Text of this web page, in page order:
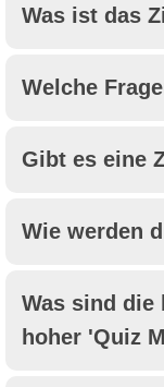
Was ist das
Welche
Gibt es eine
Wie werden
Was sind die
hoher 'Quiz